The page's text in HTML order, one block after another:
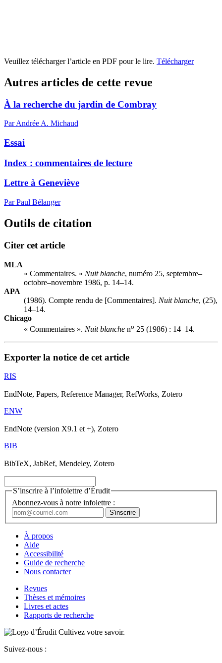
Veuillez télécharger l’article en PDF pour le lire. Télécharger
Autres articles de cette revue
À la recherche du jardin de Combray
Par Andrée A. Michaud
Essai
Index : commentaires de lecture
Lettre à Geneviève
Par Paul Bélanger
Outils de citation
Citer cet article
MLA
« Commentaires. » Nuit blanche, numéro 25, septembre–
octobre–novembre 1986, p. 14–14.
APA
(1986). Compte rendu de [Commentaires]. Nuit blanche, (25),
14–14.
Chicago
« Commentaires ». Nuit blanche no 25 (1986) : 14–14.
Exporter la notice de cet article
RIS
EndNote, Papers, Reference Manager, RefWorks, Zotero
ENW
EndNote (version X9.1 et +), Zotero
BIB
BibTeX, JabRef, Mendeley, Zotero
S’inscrire à l’infolettre d’Érudit
Abonnez-vous à notre infolettre :
À propos
Aide
Accessibilité
Guide de recherche
Nous contacter
Revues
Thèses et mémoires
Livres et actes
Rapports de recherche
Cultivez votre savoir.
Suivez-nous :